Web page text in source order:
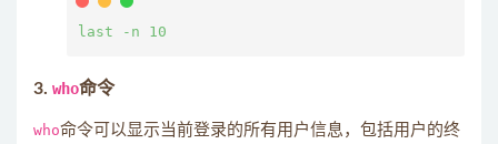
3. who命令
who命令可以显示当前登录的所有用户信息，包括用户的终